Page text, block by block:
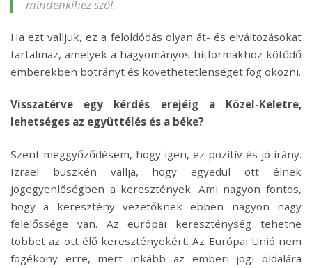
mindenkihez szól.
Ha ezt valljuk, ez a feloldódás olyan át- és elváltozásokat
tartalmaz, amelyek a hagyományos hitformákhoz kötődő
emberekben botrányt és követhetetlenséget fog okozni.
Visszatérve egy kérdés erejéig a Közel-Keletre,
lehetséges az együttélés és a béke?
Szent meggyőződésem, hogy igen, ez pozitív és jó irány.
Izrael büszkén vallja, hogy egyedül ott élnek
jogegyenlőségben a keresztények. Ami nagyon fontos,
hogy a keresztény vezetőknek ebben nagyon nagy
felelőssége van. Az európai kereszténység tehetne
többet az ott élő keresztényekért. Az Európai Unió nem
fogékony erre, mert inkább az emberi jogi oldalára